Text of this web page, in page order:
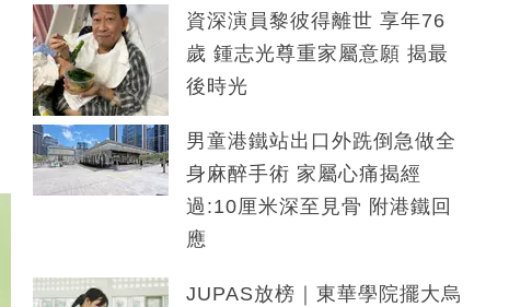
資深演員黎彼得離世 享年76
歲 鍾志光尊重家屬意願 揭最
後時光
男童港鐵站出口外跣倒急做全
身麻醉手術 家屬心痛揭經
過:10厘米深至見骨 附港鐵回
應
JUPAS放榜｜東華學院擺大烏